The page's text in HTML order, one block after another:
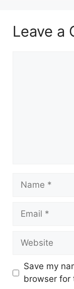
Leave a
Name
Email
Website
Save my
browser for